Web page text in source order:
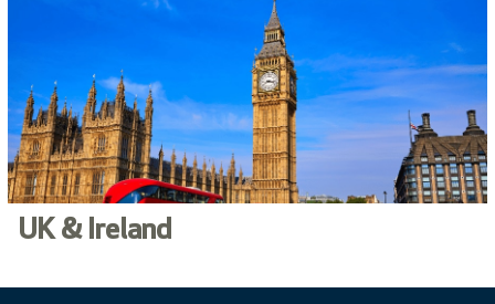
UK & Ireland